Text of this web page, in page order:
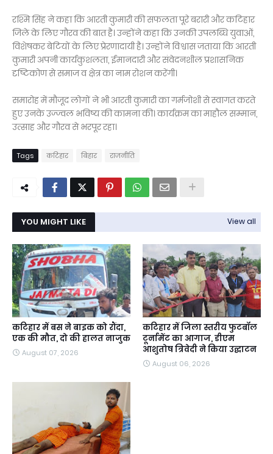
रश्मि सिंह ने कहा कि आरती कुमारी की सफलता पूरे बरारी और कटिहार
जिले के लिए गौरव की बात है। उन्होंने कहा कि उनकी उपलब्धि युवाओं,
विशेषकर बेटियों के लिए प्रेरणादायी है। उन्होंने विश्वास जताया कि आरती
कुमारी अपनी कार्यकुशलता, ईमानदारी और संवेदनशील प्रशासनिक
दृष्टिकोण से समाज व क्षेत्र का नाम रोशन करेंगी।
समारोह में मौजूद लोगों ने भी आरती कुमारी का गर्मजोशी से स्वागत करते
हुए उनके उज्ज्वल भविष्य की कामना की। कार्यक्रम का माहौल सम्मान,
उत्साह और गौरव से भरपूर रहा।
Tags कटिहार बिहार राजनीति
YOU MIGHT LIKE View all
कटिहार में बस ने बाइक को रौंदा,
एक की मौत, दो की हालत नाजुक
August 07, 2026
कटिहार में जिला स्तरीय फुटबॉल
टूर्नामेंट का आगाज, डीएम
आशुतोष त्रिवेदी ने किया उद्घाटन
August 06, 2026